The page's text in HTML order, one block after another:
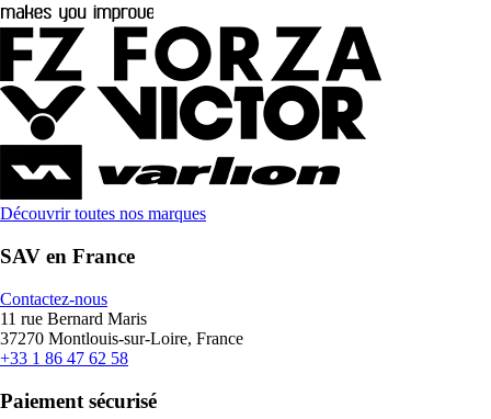
Découvrir toutes nos marques
SAV en France
Contactez-nous
11 rue Bernard Maris
37270 Montlouis-sur-Loire, France
+33 1 86 47 62 58
Paiement sécurisé